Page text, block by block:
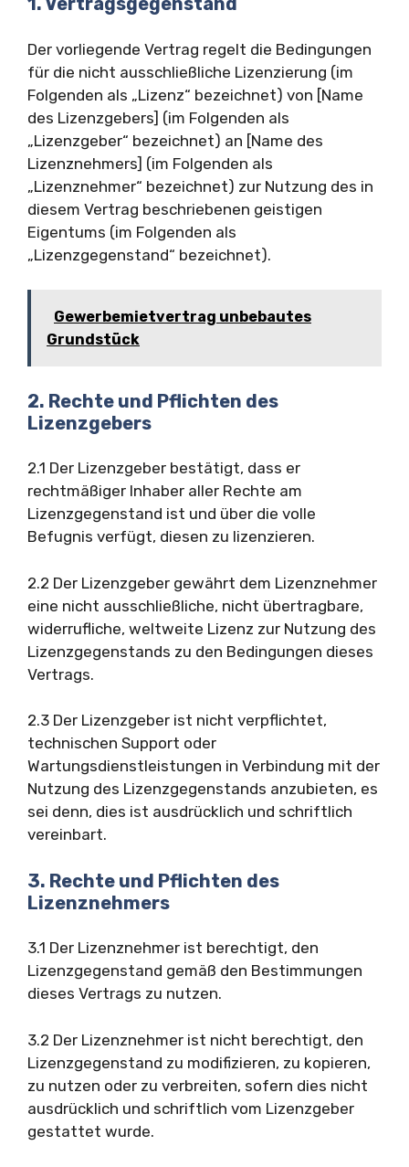
Der vorliegende Vertrag regelt die Bedingungen
für die nicht ausschließliche Lizenzierung (im
Folgenden als „Lizenz“ bezeichnet) von [Name
des Lizenzgebers] (im Folgenden als
„Lizenzgeber“ bezeichnet) an [Name des
Lizenznehmers] (im Folgenden als
„Lizenznehmer“ bezeichnet) zur Nutzung des in
diesem Vertrag beschriebenen geistigen
Eigentums (im Folgenden als
„Lizenzgegenstand“ bezeichnet).
Gewerbemietvertrag unbebautes
Grundstück
2. Rechte und Pflichten des
Lizenzgebers
2.1 Der Lizenzgeber bestätigt, dass er
rechtmäßiger Inhaber aller Rechte am
Lizenzgegenstand ist und über die volle
Befugnis verfügt, diesen zu lizenzieren.
2.2 Der Lizenzgeber gewährt dem Lizenznehmer
eine nicht ausschließliche, nicht übertragbare,
widerrufliche, weltweite Lizenz zur Nutzung des
Lizenzgegenstands zu den Bedingungen dieses
Vertrags.
2.3 Der Lizenzgeber ist nicht verpflichtet,
technischen Support oder
Wartungsdienstleistungen in Verbindung mit der
Nutzung des Lizenzgegenstands anzubieten, es
sei denn, dies ist ausdrücklich und schriftlich
vereinbart.
3. Rechte und Pflichten des
Lizenznehmers
3.1 Der Lizenznehmer ist berechtigt, den
Lizenzgegenstand gemäß den Bestimmungen
dieses Vertrags zu nutzen.
3.2 Der Lizenznehmer ist nicht berechtigt, den
Lizenzgegenstand zu modifizieren, zu kopieren,
zu nutzen oder zu verbreiten, sofern dies nicht
ausdrücklich und schriftlich vom Lizenzgeber
gestattet wurde.